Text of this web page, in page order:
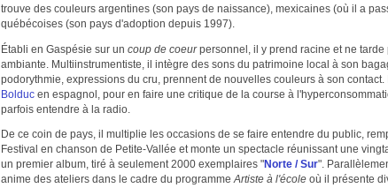
trouve des couleurs argentines (son pays de naissance), mexicaines (où il a
québécoises (son pays d'adoption depuis 1997).
Établi en Gaspésie sur un coup de coeurpersonnel, il y prend racine et ne tarde
ambiante. Multiinstrumentiste, il intègre des sons du patrimoine local à son
podorythmie, expressions du cru, prennent de nouvelles couleurs à son contact.
Bolduc en espagnol, pour en faire une critique de la course à
parfois entendre à la radio.
De ce coin de pays, il multiplie les occasions de se faire entendre du public,
Festival en chanson de Petite-Vallée et monte un spectacle réunissant une
un premier album, tiré à seulement 2000 exemplaires "Norte / Sur".
anime des ateliers dans le cadre du programme Artiste à l'école où il présente